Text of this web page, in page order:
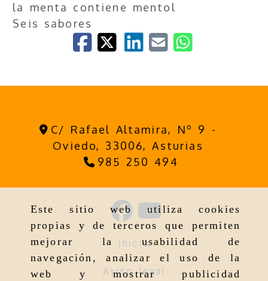
Este sitio web utiliza cookies
propias y de terceros que permiten
mejorar la usabilidad de
navegación, analizar el uso de la
web y mostrar publicidad
la menta contiene mentol
Seis sabores
C/ Rafael Altamira, Nº 9 -
Oviedo, 33006,Asturias
985 250 494
Inicio
Aviso legal